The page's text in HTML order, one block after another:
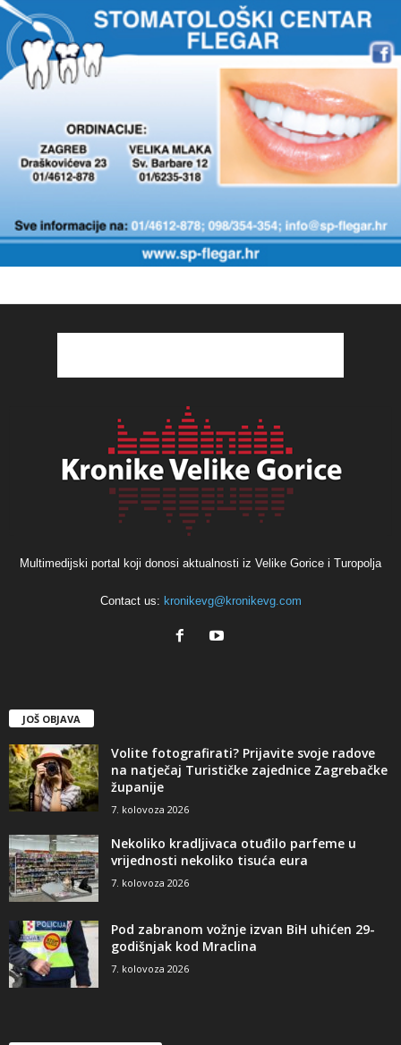
Multimedijski portal koji donosi aktualnosti iz Velike Gorice i Turopolja
Contact us: kronikevg@kronikevg.com
JOŠ OBJAVA
Volite fotografirati? Prijavite svoje radove
na natječaj Turističke zajednice Zagrebačke
županije
7. kolovoza 2026
Nekoliko kradljivaca otuđilo parfeme u
vrijednosti nekoliko tisuća eura
7. kolovoza 2026
Pod zabranom vožnje izvan BiH uhićen 29-
godišnjak kod Mraclina
7. kolovoza 2026